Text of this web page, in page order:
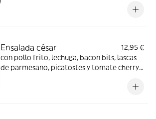
Ensalada césar
12,95 €
con pollo frito, lechuga, bacon bits, lascas
de parmesano, picatostes y tomate cherry